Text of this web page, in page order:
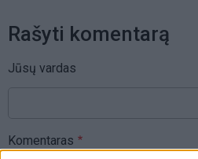
Rašyti komentarą
Jūsų vardas
Komentaras